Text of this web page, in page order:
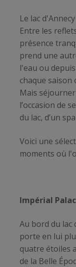
Le lac
Entre les
présence
prend une
l'eau ou
chaque
Mais séjourner
l’occasion de
du lac, d’un
Voici une
moments où
Impérial
Au bord du lac
porte en lui
quatre étoiles
de la Belle